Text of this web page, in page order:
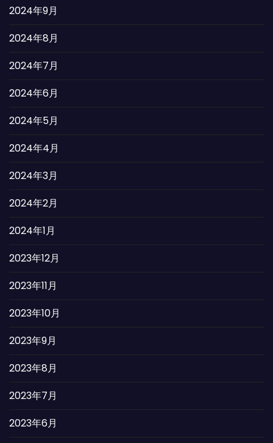
2024年9月
2024年8月
2024年7月
2024年6月
2024年5月
2024年4月
2024年3月
2024年2月
2024年1月
2023年12月
2023年11月
2023年10月
2023年9月
2023年8月
2023年7月
2023年6月